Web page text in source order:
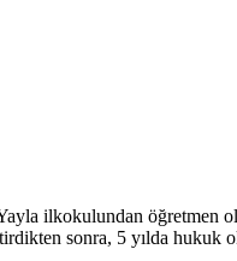
ilkokulundan öğretmen
sonra, 5 yılda hukuk